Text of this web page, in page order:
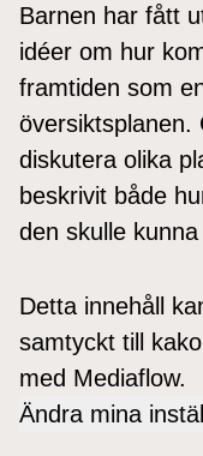
Barnen har fått
idéer om hur
framtiden som
översiktsplanen.
diskutera olika
beskrivit både
den skulle
Detta innehåll
samtyckt till
med Mediaflow.
Ändra mina